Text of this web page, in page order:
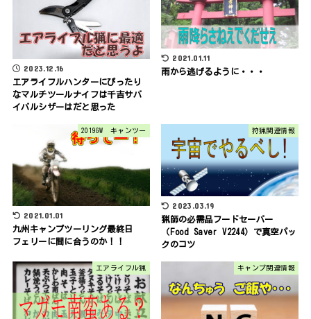
2023.12.16
エアライフルハンターにぴったり
なマルチツールナイフは千吉サバ
イバルシザーはだと思った
2021.01.11
雨から逃げるように・・・
2019GW キャンツー
2021.01.01
九州キャンプツーリング最終日
フェリーに間に合うのか！！
狩猟関連情報
2023.03.19
猟師の必需品フードセーバー
（Food Saver V2244）で真空パッ
クのコツ
エアライフル猟 キャンプ関連情報